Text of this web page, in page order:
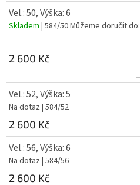
Vel.: 50, Výška: 6
Skladem | 584/50Můžeme doručit do:
2 600 Kč
Vel.: 52, Výška: 5
Na dotaz | 584/52
2 600 Kč
Vel.: 56, Výška: 6
Na dotaz | 584/56
2 600 Kč